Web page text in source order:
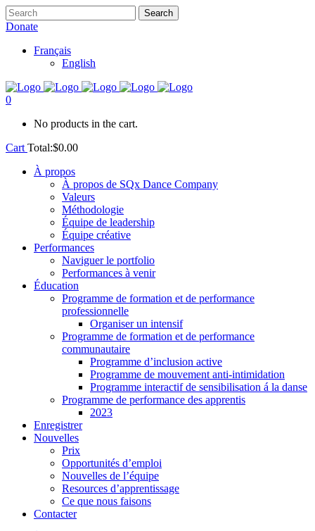
Donate
Français
English
0
No products in the cart.
Cart Total:$0.00
À propos
À propos de SQx Dance Company
Valeurs
Méthodologie
Équipe de leadership
Équipe créative
Performances
Naviguer le portfolio
Performances à venir
Éducation
Programme de formation et de performance
professionnelle
Organiser un intensif
Programme de formation et de performance
communautaire
Programme d’inclusion active
Programme de mouvement anti-intimidation
Programme interactif de sensibilisation á la danse
Programme de performance des apprentis
2023
Enregistrer
Nouvelles
Prix
Opportunités d’emploi
Nouvelles de l’équipe
Resources d’apprentissage
Ce que nous faisons
Contacter